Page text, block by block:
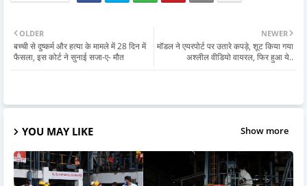
NEWER
मॉडल ने एयरपोर्ट पर उतारे कपड़े, शूट किया गया
अश्लील वीडियो वायरल, फिर हुआ ये..
OLDER
बच्ची से दुष्कर्म और हत्या के मामले में 28 दिन में
फैसला, इस कोर्ट ने सुनाई सजा-ए- मौत
YOU MAY LIKE Show more